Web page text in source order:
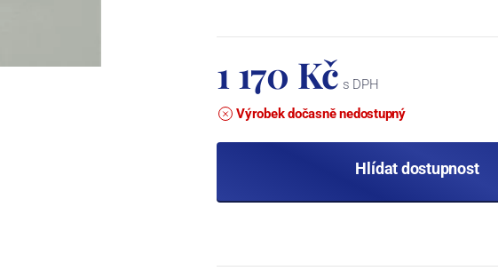
1 170 Kč s DPH
Výrobek dočasně nedostupný
Hlídat dostupnost